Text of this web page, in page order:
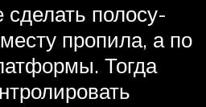
сделать полосу-
пропила, а по
Тогда